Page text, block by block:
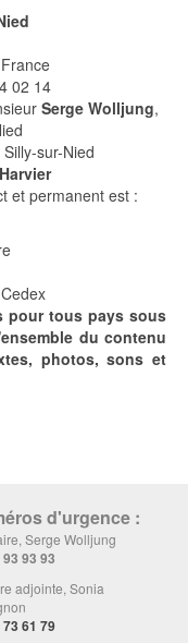
02 14
Serge Wolljung,
sur-Nied
et permanent est :
pour tous pays sous
du contenu
photos, sons et
d'urgence :
Serge Wolljung
93 93
adjointe, Sonia
61 79